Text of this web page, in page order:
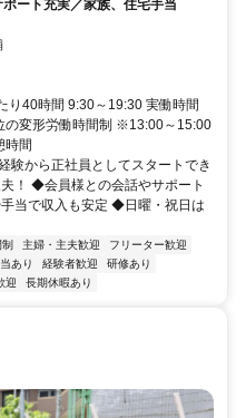
ート充実／家族、住宅手当
り40時間 9:30～19:30 実働時間
の変形労働時間制 ※13:00～15:00
時間
験から正社員としてスタートでき
！ ◆会員様との会話やサポート
当で収入も安定 ◆日曜・祝日は
主婦・主夫歓迎
フリーター歓迎
あり 経験者歓迎
研修あり
迎 長期休暇あり